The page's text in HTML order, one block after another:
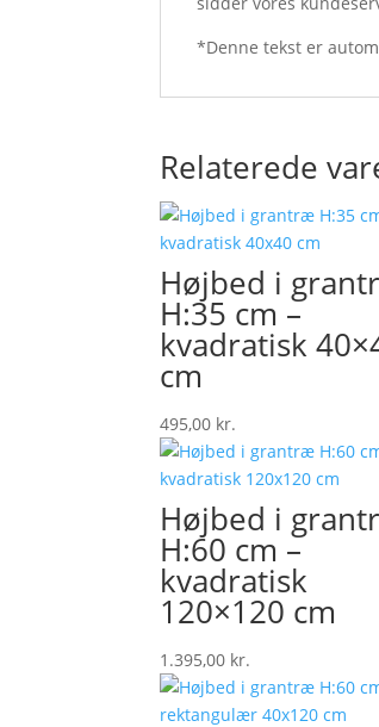
*Denne tekst er
Relaterede
Højbed i
H:35 cm –
kvadratisk
cm
495,00 kr.
Højbed i
H:60 cm –
kvadratisk
120×120 cm
1.395,00 kr.